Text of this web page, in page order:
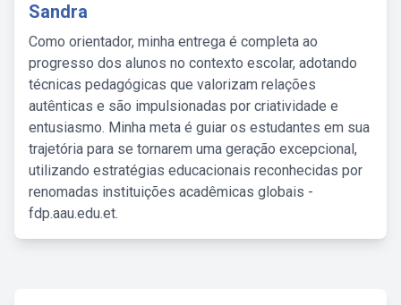
Sandra
Como orientador, minha entrega é completa ao
progresso dos alunos no contexto escolar, adotando
técnicas pedagógicas que valorizam relações
autênticas e são impulsionadas por criatividade e
entusiasmo. Minha meta é guiar os estudantes em sua
trajetória para se tornarem uma geração excepcional,
utilizando estratégias educacionais reconhecidas por
renomadas instituições acadêmicas globais -
fdp.aau.edu.et.